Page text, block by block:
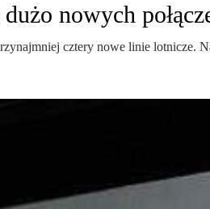
nowych
cztery nowe linie lotnicze.